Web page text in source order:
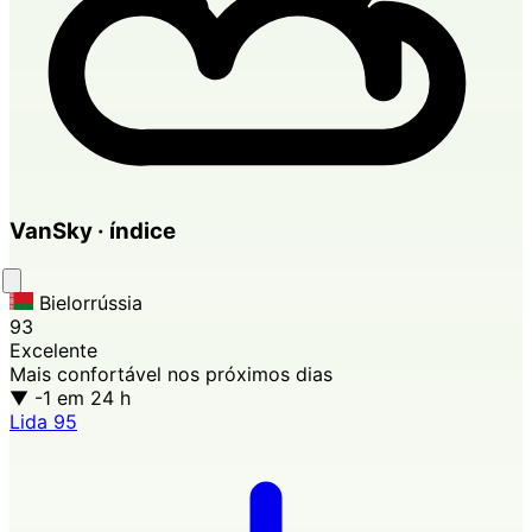
VanSky · índice
Bielorrússia
93
Excelente
Mais confortável nos próximos dias
▼ -1 em 24 h
Lida 95